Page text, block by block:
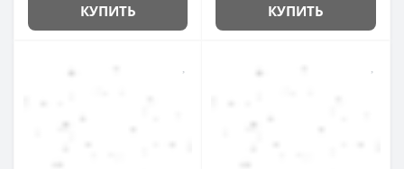
КУПИТЬ КУПИТЬ